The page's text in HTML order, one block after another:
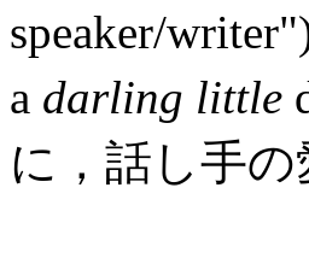
speaker/
a darling little
に，話し手